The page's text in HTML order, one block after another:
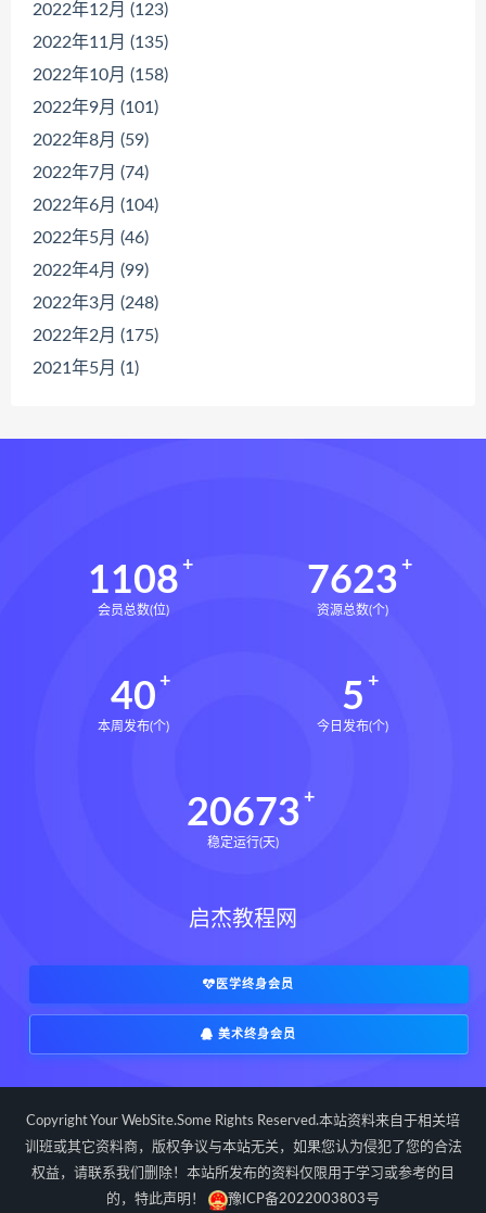
2022年12月 (123)
2022年11月 (135)
2022年10月 (158)
2022年9月 (101)
2022年8月 (59)
2022年7月 (74)
2022年6月 (104)
2022年5月 (46)
2022年4月 (99)
2022年3月 (248)
2022年2月 (175)
2021年5月 (1)
1108
会员总数(位)
7623
资源总数(个)
40
本周发布(个)
5
今日发布(个)
20673
稳定运行(天)
启杰教程网
医学终身会员
美术终身会员
Copyright Your WebSite.Some Rights Reserved.本站资料来自于相关培
训班或其它资料商，版权争议与本站无关，如果您认为侵犯了您的合法
权益，请联系我们删除！本站所发布的资料仅限用于学习或参考的目
的，特此声明！
豫ICP备2022003803号